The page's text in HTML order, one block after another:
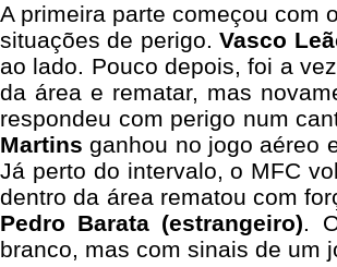
A primeira parte começou com
situações de perigo.Vasco
ao lado. Pouco depois, foi a
da área e rematar, mas
respondeu com perigo num
Martins ganhou no jogo aéreo
Já perto do intervalo, o MFC
dentro da área rematou com
Pedro Barata (estrangeiro).
branco, mas com sinais de um